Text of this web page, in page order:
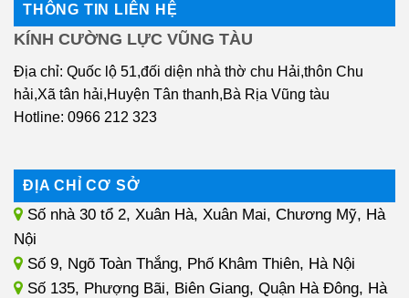
THÔNG TIN LIÊN HỆ
KÍNH CƯỜNG LỰC VŨNG TÀU
Địa chỉ: Quốc lộ 51,đối diện nhà thờ chu Hải,thôn Chu
hải,Xã tân hải,Huyện Tân thanh,Bà Rịa Vũng tàu
Hotline: 0966 212 323
ĐỊA CHỈ CƠ SỞ
Số nhà 30 tổ 2, Xuân Hà, Xuân Mai, Chương Mỹ, Hà
Nội
Số 9, Ngõ Toàn Thắng, Phố Khâm Thiên, Hà Nội
Số 135, Phượng Bãi, Biên Giang, Quận Hà Đông, Hà